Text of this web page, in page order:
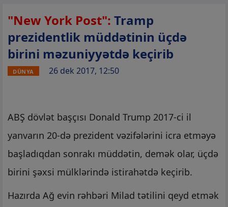
"New York Post": Tramp
prezidentlik müddətinin üçdə
birini məzuniyyətdə keçirib
DÜNYA 26 dek 2017, 12:50
ABŞ dövlət başçısı Donald Trump 2017-ci il
yanvarın 20-də prezident vəzifələrini icra etməyə
başladıqdan sonrakı müddətin, demək olar, üçdə
birini şəxsi mülklərində istirahətdə keçirib.
Hazırda Ağ evin rəhbəri Milad tətilini qeyd etmək